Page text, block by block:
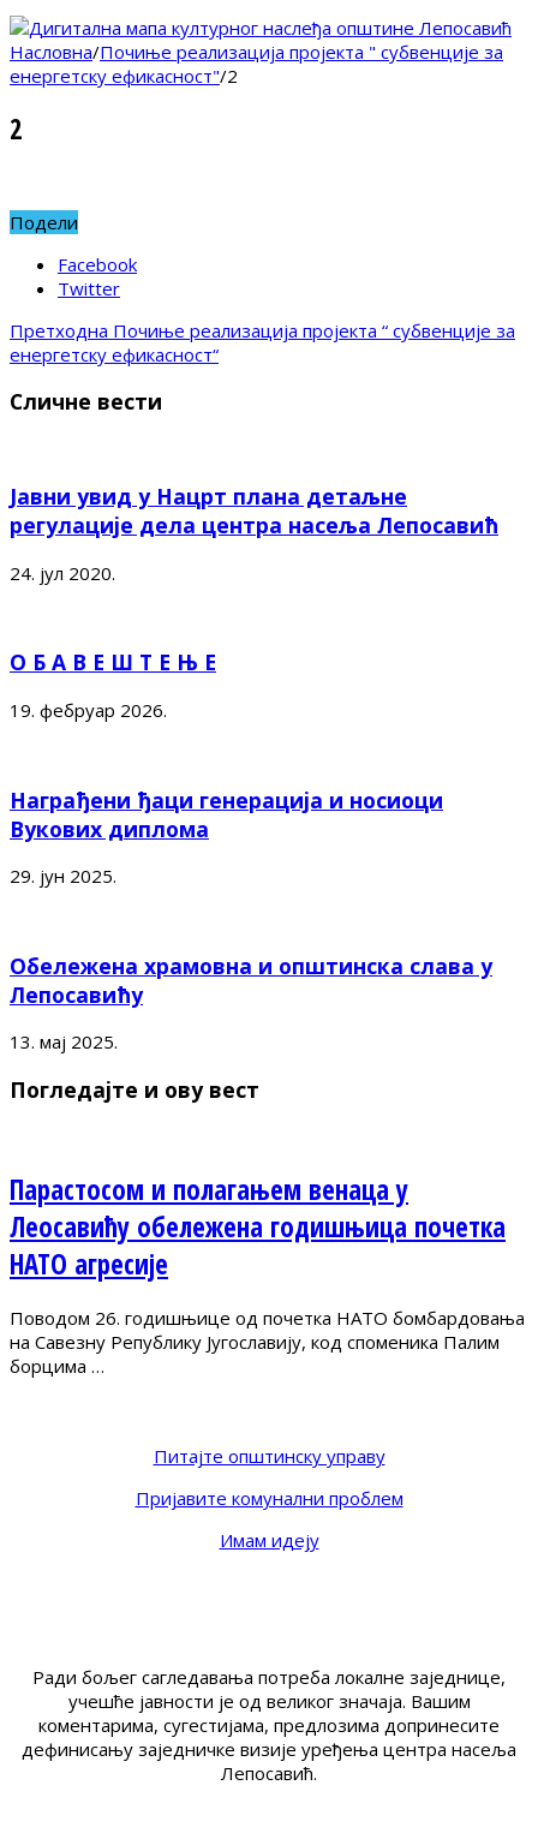
Насловна/Почиње реализација пројекта " субвенције за
енергетску ефикасност"/2
2
Подели
Facebook
Twitter
Претходна Почиње реализација пројекта “ субвенције за
енергетску ефикасност“
Сличне вести
Јавни увид у Нацрт плана детаљне
регулације дела центра насеља Лепосавић
24. јул 2020.
О Б А В Е Ш Т Е Њ Е
19. фебруар 2026.
Награђени ђаци генерација и носиоци
Вукових диплома
29. јун 2025.
Обележена храмовна и општинска слава у
Лепосавићу
13. мај 2025.
Погледајте и ову вест
Парастосом и полагањем венаца у
Леосавићу обележена годишњица почетка
НАТО агресије
Поводом 26. годишњице од почетка НАТО бомбардовања
на Савезну Републику Југославију, код споменика Палим
борцима …
Питајте општинску управу
Пријавите комунални проблем
Имам идеју
Ради бољег сагледавања потреба локалне заједнице,
учешће јавности је од великог значаја. Вашим
коментарима, сугестијама, предлозима допринесите
дефинисању заједничке визије уређења центра насеља
Лепосавић.